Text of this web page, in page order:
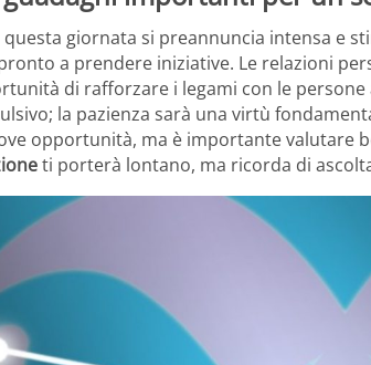
questa giornata si preannuncia intensa e
a prendere iniziative. Le relazioni
di rafforzare i legami con le
la pazienza sarà una virtù
opportunità, ma è importante valutare
ti porterà lontano, ma ricorda di